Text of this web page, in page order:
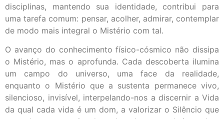
disciplinas, mantendo sua identidade, contribui para
uma tarefa comum: pensar, acolher, admirar, contemplar
de modo mais integral o Mistério com tal.
O avanço do conhecimento físico-cósmico não dissipa
o Mistério, mas o aprofunda. Cada descoberta ilumina
um campo do universo, uma face da realidade,
enquanto o Mistério que a sustenta permanece vivo,
silencioso, invisível, interpelando-nos a discernir a Vida
da qual cada vida é um dom, a valorizar o Silêncio que